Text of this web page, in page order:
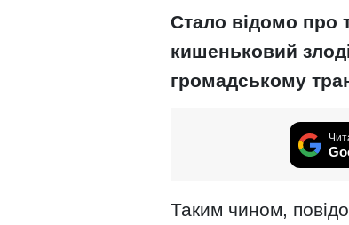
Стало відомо про
кишеньковий
громадському
Таким чином,